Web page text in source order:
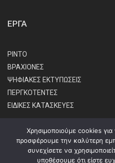
ΕΡΓΑ
ΡΙΝΤΟ
ΒΡΑΧΙΟΝΕΣ
ΨΗΦΙΑΚΕΣ ΕΚΤΥΠΩΣΕΙΣ
ΠΕΡΓΚΟΤΕΝΤΕΣ
ΕΙΔΙΚΕΣ ΚΑΤΑΣΚΕΥΕΣ
Χρησιμοποιούμε cookies
προσφέρουμε την καλύτερη
συνεχίσετε να
υποθέσουμε ότι είστε